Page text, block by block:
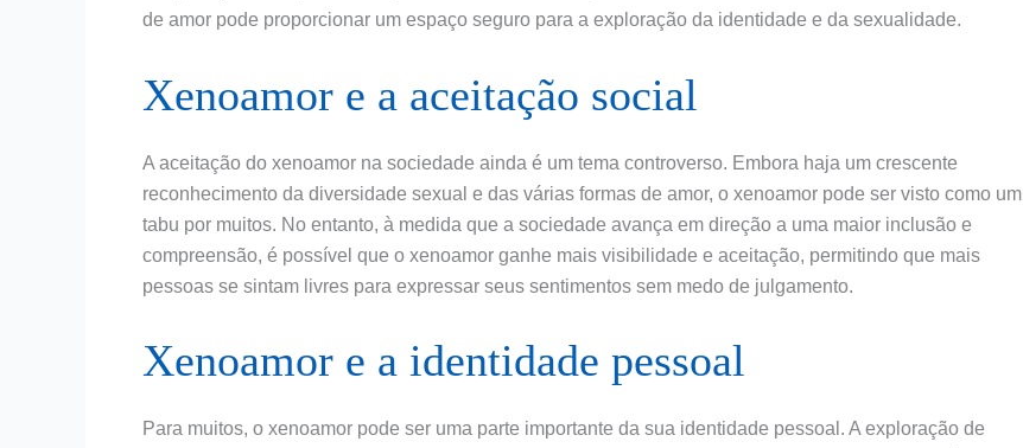
de amor pode proporcionar um espaço seguro para a exploração da identidade e da sexualidade.
Xenoamor e a aceitação social
A aceitação do xenoamor na sociedade ainda é um tema controverso. Embora haja um crescente
reconhecimento da diversidade sexual e das várias formas de amor, o xenoamor pode ser visto como um
tabu por muitos. No entanto, à medida que a sociedade avança em direção a uma maior inclusão e
compreensão, é possível que o xenoamor ganhe mais visibilidade e aceitação, permitindo que mais
pessoas se sintam livres para expressar seus sentimentos sem medo de julgamento.
Xenoamor e a identidade pessoal
Para muitos, o xenoamor pode ser uma parte importante da sua identidade pessoal. A exploração de